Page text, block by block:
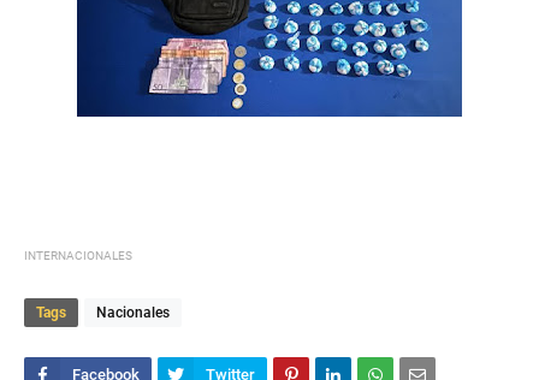
INTERNACIONALES
Tags Nacionales